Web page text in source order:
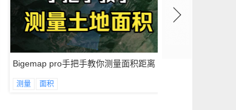
工程保存实操技巧！
新建制图布局页面如何设
Bigemap pro手把手教你测量面积距离
测量 面积